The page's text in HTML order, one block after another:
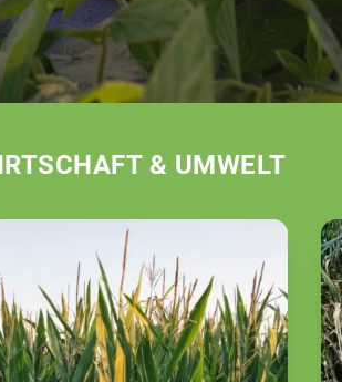
& UMWELT